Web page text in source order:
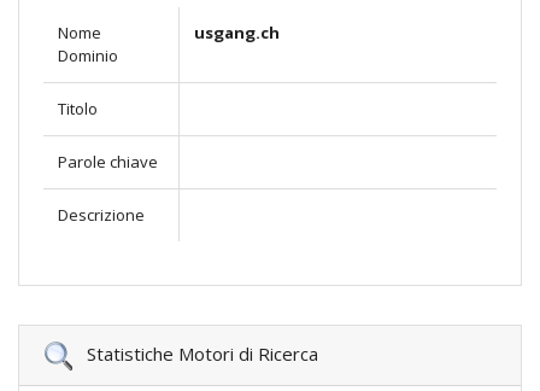
Nome
Dominio
usgang.ch
Titolo
Parole chiave
Descrizione
Statistiche Motori di Ricerca